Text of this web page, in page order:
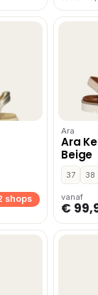
shops
Ara
Ara
Beige
37 38
vanaf
€